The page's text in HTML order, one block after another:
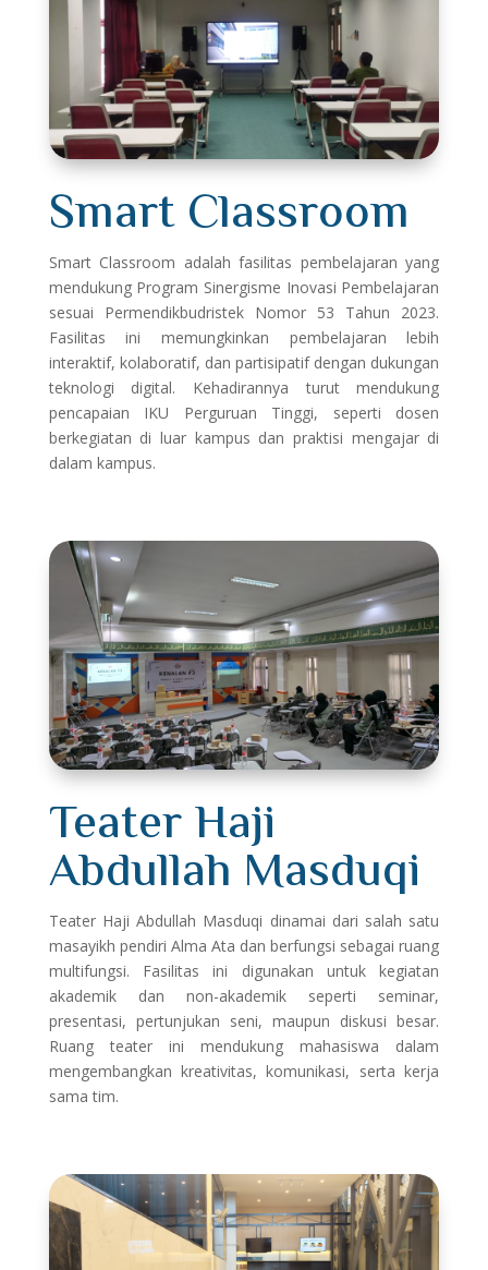
Smart Classroom
Smart Classroom adalah fasilitas pembelajaran yang
mendukung Program Sinergisme Inovasi Pembelajaran
sesuai Permendikbudristek Nomor 53 Tahun 2023.
Fasilitas ini memungkinkan pembelajaran lebih
interaktif, kolaboratif, dan partisipatif dengan dukungan
teknologi digital. Kehadirannya turut mendukung
pencapaian IKU Perguruan Tinggi, seperti dosen
berkegiatan di luar kampus dan praktisi mengajar di
dalam kampus.
Teater Haji
Abdullah Masduqi
Teater Haji Abdullah Masduqi dinamai dari salah satu
masayikh pendiri Alma Ata dan berfungsi sebagai ruang
multifungsi. Fasilitas ini digunakan untuk kegiatan
akademik dan non-akademik seperti seminar,
presentasi, pertunjukan seni, maupun diskusi besar.
Ruang teater ini mendukung mahasiswa dalam
mengembangkan kreativitas, komunikasi, serta kerja
sama tim.